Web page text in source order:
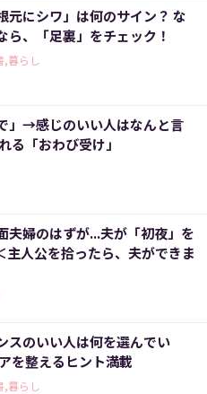
元にシワ」は何のサイン？ な
ら、「足裏」をチェック！
,暮らし
」→感じのいい人はなんと言
る「おわび受け」
夫婦のはずが...夫が「初夜」を
主人公を拾ったら、夫ができま
スのいい人は何を選んでい
を整えるヒント満載
,暮らし